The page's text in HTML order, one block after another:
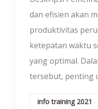
dan efisien akan
produktivitas
ketepatan waktu
yang optimal.
tersebut, penting
info training 2021